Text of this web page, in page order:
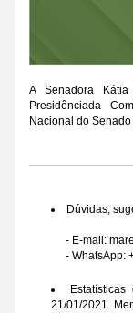
A Senadora
Presidênciada
Nacional do
Dúvidas,
- E-mail:
- WhatsApp:
21/01/2021.